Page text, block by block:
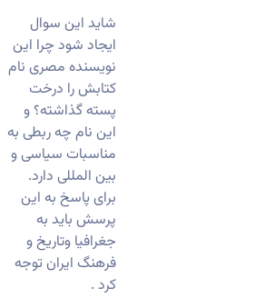
شاید این سوال
ایجاد شود چرا این
نویسنده مصری نام
کتابش را درخت
پسته گذاشته؟ و
این نام چه ربطی به
مناسبات سیاسی و
بین المللی دارد.
برای پاسخ به این
پرسش باید به
جغرافیا وتاریخ و
فرهنگ ایران توجه
کرد .